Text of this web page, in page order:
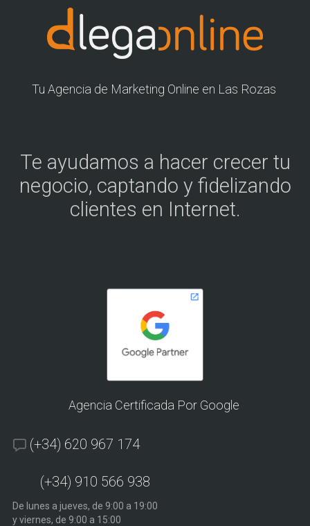
Tu Agencia de Marketing Online en Las Rozas
Te ayudamos a hacer crecer tu
negocio, captando y fidelizando
clientes en Internet.
Agencia Certificada Por Google
(+34) 620 967 174
(+34) 910 566 938
De lunes a jueves, de 9:00 a 19:00
y viernes, de 9:00 a 15:00